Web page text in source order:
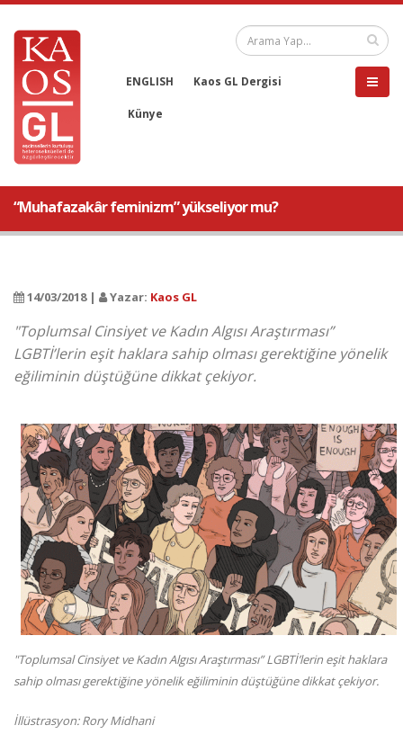
ENGLISH Kaos GL Dergisi
Künye
“Muhafazakâr feminizm” yükseliyor mu?
14/03/2018 | Yazar: Kaos GL
"Toplumsal Cinsiyet ve Kadın Algısı Araştırması”
LGBTİ’lerin eşit haklara sahip olması gerektiğine yönelik
eğiliminin düştüğüne dikkat çekiyor.
"Toplumsal Cinsiyet ve Kadın Algısı Araştırması” LGBTİ’lerin eşit haklara
sahip olması gerektiğine yönelik eğiliminin düştüğüne dikkat çekiyor.
İllüstrasyon: Rory Midhani